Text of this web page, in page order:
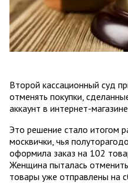
Второй кассационный суд
отменять покупки,
аккаунт в интернет-
Это решение стало итогом
москвички, чья
оформила заказ на 102
Женщина пыталась
товары уже отправлены на